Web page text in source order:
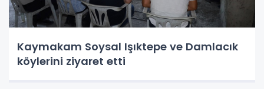
Kaymakam Soysal Işıktepe ve Damlacık
köylerini ziyaret etti